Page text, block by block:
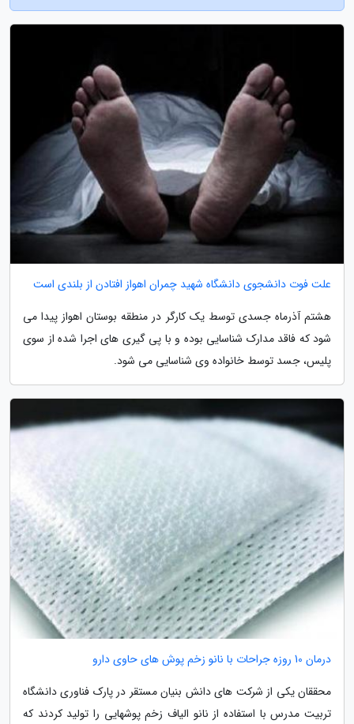
علت فوت دانشجوی دانشگاه شهید چمران اهواز افتادن از بلندی است
هشتم آذرماه جسدی توسط یک کارگر در منطقه بوستان اهواز پیدا می
شود که فاقد مدارک شناسایی بوده و با پی گیری های اجرا شده از سوی
پلیس، جسد توسط خانواده وی شناسایی می شود.
درمان 10 روزه جراحات با نانو زخم پوش های حاوی دارو
محققان یکی از شرکت های دانش بنیان مستقر در پارک فناوری دانشگاه
تربیت مدرس با استفاده از نانو الیاف زخم پوشهایی را تولید کردند که